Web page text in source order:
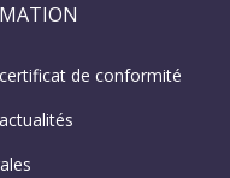
de conformité